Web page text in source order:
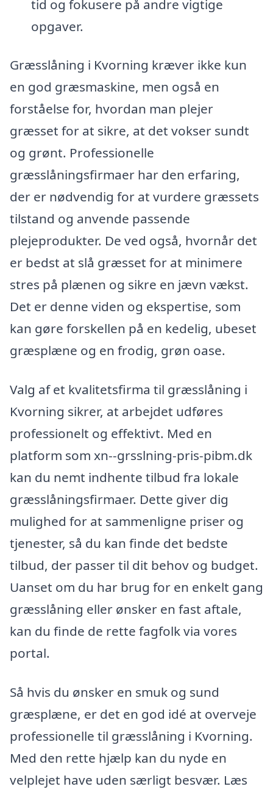
tid og fokusere på andre vigtige
opgaver.
Græsslåning i Kvorning kræver ikke kun
en god græsmaskine, men også en
forståelse for, hvordan man plejer
græsset for at sikre, at det vokser sundt
og grønt. Professionelle
græsslåningsfirmaer har den erfaring,
der er nødvendig for at vurdere græssets
tilstand og anvende passende
plejeprodukter. De ved også, hvornår det
er bedst at slå græsset for at minimere
stres på plænen og sikre en jævn vækst.
Det er denne viden og ekspertise, som
kan gøre forskellen på en kedelig, ubeset
græsplæne og en frodig, grøn oase.
Valg af et kvalitetsfirma til græsslåning i
Kvorning sikrer, at arbejdet udføres
professionelt og effektivt. Med en
platform som xn--grsslning-pris-pibm.dk
kan du nemt indhente tilbud fra lokale
græsslåningsfirmaer. Dette giver dig
mulighed for at sammenligne priser og
tjenester, så du kan finde det bedste
tilbud, der passer til dit behov og budget.
Uanset om du har brug for en enkelt gang
græsslåning eller ønsker en fast aftale,
kan du finde de rette fagfolk via vores
portal.
Så hvis du ønsker en smuk og sund
græsplæne, er det en god idé at overveje
professionelle til græsslåning i Kvorning.
Med den rette hjælp kan du nyde en
velplejet have uden særligt besvær. Læs